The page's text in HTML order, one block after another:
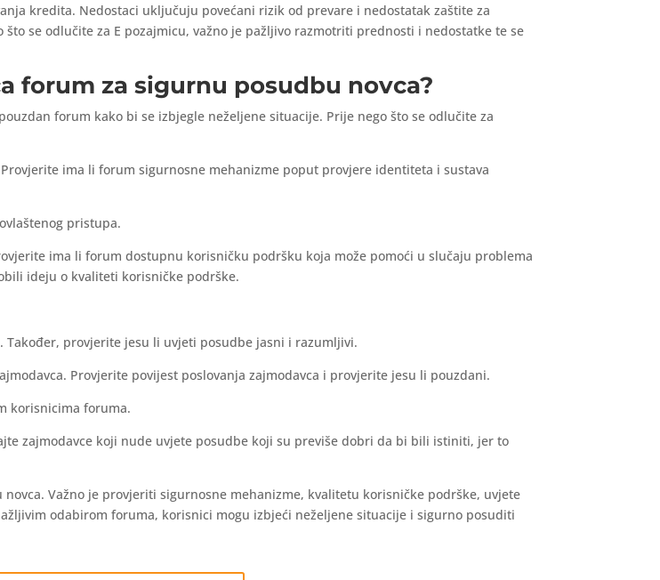
kredita. Nedostaci uključuju povećani rizik od prevare i nedostatak zaštite za
se odlučite za E pozajmicu, važno je pažljivo razmotriti prednosti i nedostatke te se
forum za sigurnu posudbu novca?
forum kako bi se izbjegle neželjene situacije. Prije nego što se odlučite za
ima li forum sigurnosne mehanizme poput provjere identiteta i sustava
pristupa.
ima li forum dostupnu korisničku podršku koja može pomoći u slučaju problema
ideju o kvaliteti korisničke podrške.
provjerite jesu li uvjeti posudbe jasni i razumljivi.
Provjerite povijest poslovanja zajmodavca i provjerite jesu li pouzdani.
korisnicima foruma.
zajmodavce koji nude uvjete posudbe koji su previše dobri da bi bili istiniti, jer to
Važno je provjeriti sigurnosne mehanizme, kvalitetu korisničke podrške, uvjete
odabirom foruma, korisnici mogu izbjeći neželjene situacije i sigurno posuditi